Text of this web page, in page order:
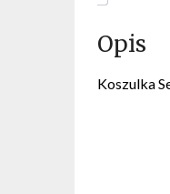
Opis
Koszulka